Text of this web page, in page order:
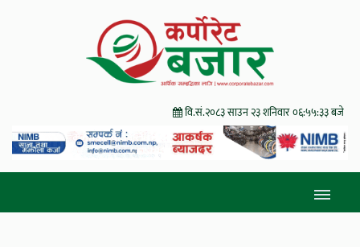
वि.सं.२०८३ साउन २३ शनिवार ०६:५५:३५ बजे